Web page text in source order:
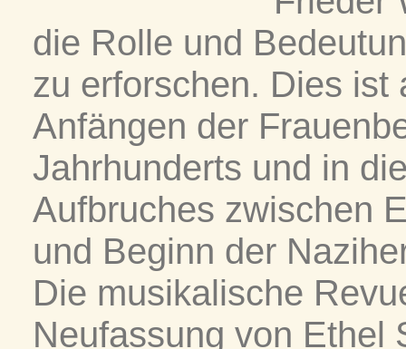
die Rolle und
zu erforschen. Dies ist
Anfängen der
Jahrhunderts und in
Aufbruches zwischen
und Beginn der
Die musikalische
Neufassung von Ethel